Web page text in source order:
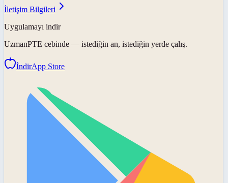
İletişim Bilgileri
Uygulamayı indir
UzmanPTE cebinde — istediğin an, istediğin yerde çalış.
İndirApp Store